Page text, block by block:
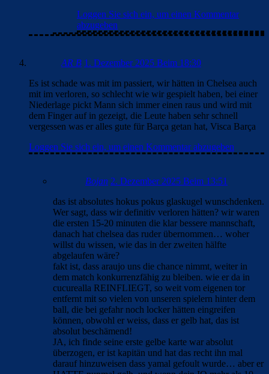
Loggen Sie sich ein, um einen Kommentar
abzugeben
AR B 1. Dezember 2025 Beim 18:30
Es ist schade was mit im passiert, wir hätten in Chelsea auch
mit im verloren, so schlecht wie wir gespielt haben, bei einer
Niederlage pickt Mann sich immer einen raus und wird mit
dem Finger auf in gezeigt, die Leute haben sehr schnell
vergessen was er alles gute für Barça getan hat, Visca Barça
Loggen Sie sich ein, um einen Kommentar abzugeben
Bojan 2. Dezember 2025 Beim 13:51
das ist absolutes hokus pokus glaskugel wunschdenken.
Wer sagt, dass wir definitiv verloren hätten? wir waren
die ersten 15-20 minuten die klar bessere mannschaft,
danach hat chelsea das ruder übernommen… woher
willst du wissen, wie das in der zweiten hälfte
abgelaufen wäre?
fakt ist, dass araujo uns die chance nimmt, weiter in
dem match konkurrenzfähig zu bleiben. wie er da in
cucurealla REINFLIEGT, so weit vom eigenen tor
entfernt mit so vielen von unseren spielern hinter dem
ball, die bei gefahr noch locker hätten eingreifen
können, obwohl er weiss, dass er gelb hat, das ist
absolut beschämend!
JA, ich finde seine erste gelbe karte war absolut
überzogen, er ist kapitän und hat das recht ihn mal
darauf hinzuweisen dass yamal gefoult wurde… aber er